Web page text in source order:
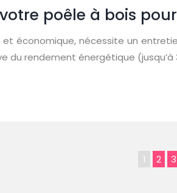
poêle à bois
économique, nécessite un
du rendement énergétique (jusqu’à
1 2 3